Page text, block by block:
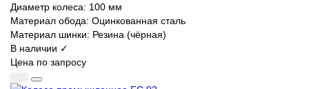
Диаметр колеса: 100 мм
Материал обода: Оцинкованная сталь
Материал шинки: Резина (чёрная)
В наличии ✓
Цена по запросу